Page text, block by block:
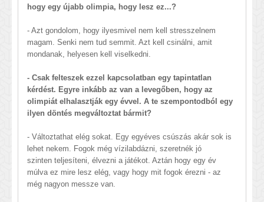
hogy egy újabb olimpia, hogy lesz ez...?
- Azt gondolom, hogy ilyesmivel nem kell stresszelnem
magam. Senki nem tud semmit. Azt kell csinálni, amit
mondanak, helyesen kell viselkedni.
- Csak felteszek ezzel kapcsolatban egy tapintatlan
kérdést. Egyre inkább az van a levegőben, hogy az
olimpiát elhalasztják egy évvel. A te szempontodból egy
ilyen döntés megváltoztat bármit?
- Változtathat elég sokat. Egy egyéves csúszás akár sok is
lehet nekem. Fogok még vízilabdázni, szeretnék jó
szinten teljesíteni, élvezni a játékot. Aztán hogy egy év
múlva ez mire lesz elég, vagy hogy mit fogok érezni - az
még nagyon messze van.